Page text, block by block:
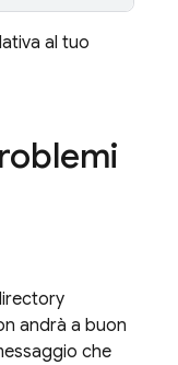
al tuo
andrà a buon
che